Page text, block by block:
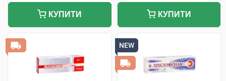
КУПИТИ КУПИТИ
NEW